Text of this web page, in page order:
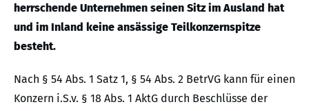
herrschende Unternehmen seinen Sitz im Ausland hat
und im Inland keine ansässige Teilkonzernspitze
besteht.
Nach § 54 Abs. 1 Satz 1, § 54 Abs. 2 BetrVG kann für einen
Konzern i.S.v. § 18 Abs. 1 AktG durch Beschlüsse der